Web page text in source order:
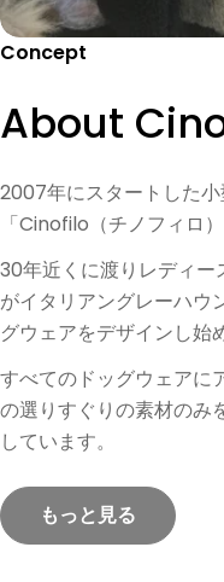
Concept
About
2007年にスタートした
「Cinofilo（チノフィロ）
30年近くに渡りレディー
がイタリアングレーハウ
グウェアをデザインし始
すべてのドッグウェアに
の選りすぐりの素材のみ
しています。
もっと見る